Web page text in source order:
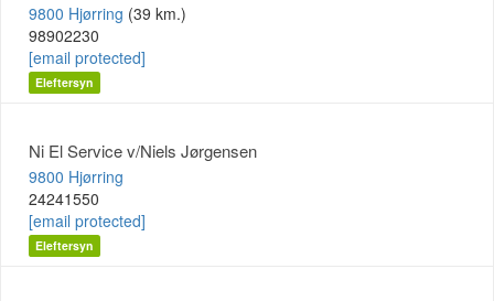
9800 Hjørring (39 km.)
98902230
[email protected]
Eleftersyn
Ni El Service v/Niels Jørgensen
9800 Hjørring
24241550
[email protected]
Eleftersyn